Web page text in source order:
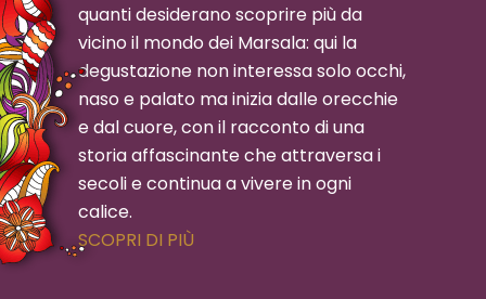
quanti desiderano scoprire più da
vicino il mondo dei Marsala: qui la
degustazione non interessa solo occhi,
naso e palato ma inizia dalle orecchie
e dal cuore, con il racconto di una
storia affascinante che attraversa i
secoli e continua a vivere in ogni
calice.
SCOPRI DI PIÙ